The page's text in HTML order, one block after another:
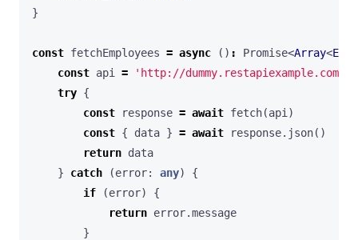
}
const fetchEmployees = async () : Promise<Array<
const api =
'http://dummy.restapiexample.com/
try {
const
response = await fetch(api )
const { data } = await response. json()
return data
}
catch (error: any)
{
if
(error)
{
return error.message
}